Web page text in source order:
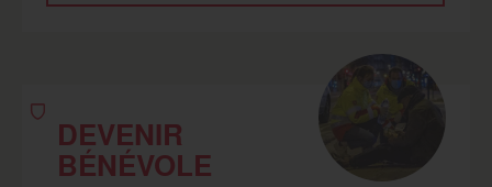
DEVENIR
BÉNÉVOLE